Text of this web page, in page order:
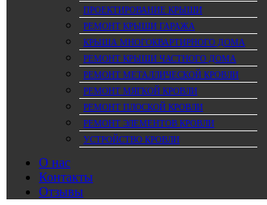
ПРОЕКТИРОВАНИЕ КРЫШИ
РЕМОНТ КРЫШИ ГАРАЖА
КРЫША МНОГОКВАРТИРНОГО ДОМА
РЕМОНТ КРЫШИ ЧАСТНОГО ДОМА
РЕМОНТ МЕТАЛЛИЧЕСКОЙ КРОВЛИ
РЕМОНТ МЯГКОЙ КРОВЛИ
РЕМОНТ ПЛОСКОЙ КРОВЛИ
РЕМОНТ ЭЛЕМЕНТОВ КРОВЛИ
УСТРОЙСТВО КРОВЛИ
О нас
Контакты
Отзывы